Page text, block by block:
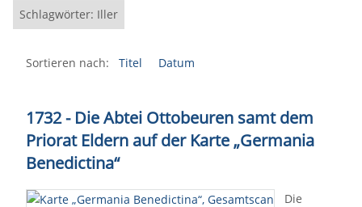
Schlagwörter: Iller
Sortieren nach: Titel Datum
1732 - Die Abtei Ottobeuren samt dem
Priorat Eldern auf der Karte „Germania
Benedictina“
Die